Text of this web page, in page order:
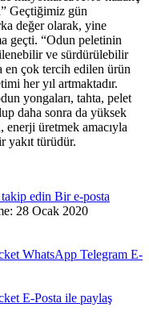
Geçtiğimiz gün
değer olarak, yine
geçti. “Odun peletinin
ve sürdürülebilir
en çok tercih edilen ürün
her yıl artmaktadır.
yongaları, tahta, pelet
daha sonra da yüksek
enerji üretmek amacıyla
yakıt türüdür.
edin Bir e-posta
28 Ocak 2020
WhatsApp Telegram E-
E-Posta ile paylaş